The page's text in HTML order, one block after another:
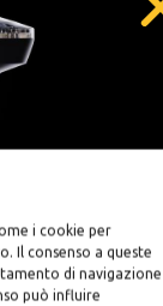
i cookie per
Il consenso a queste
di navigazione
può influire
5%
personale